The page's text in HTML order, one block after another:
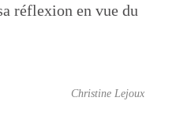
réflexion en vue du
Christine Lejoux